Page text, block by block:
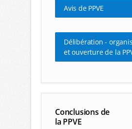
Avis de PPVE
Délibération -
et ouverture de la
Conclusions de
la PPVE